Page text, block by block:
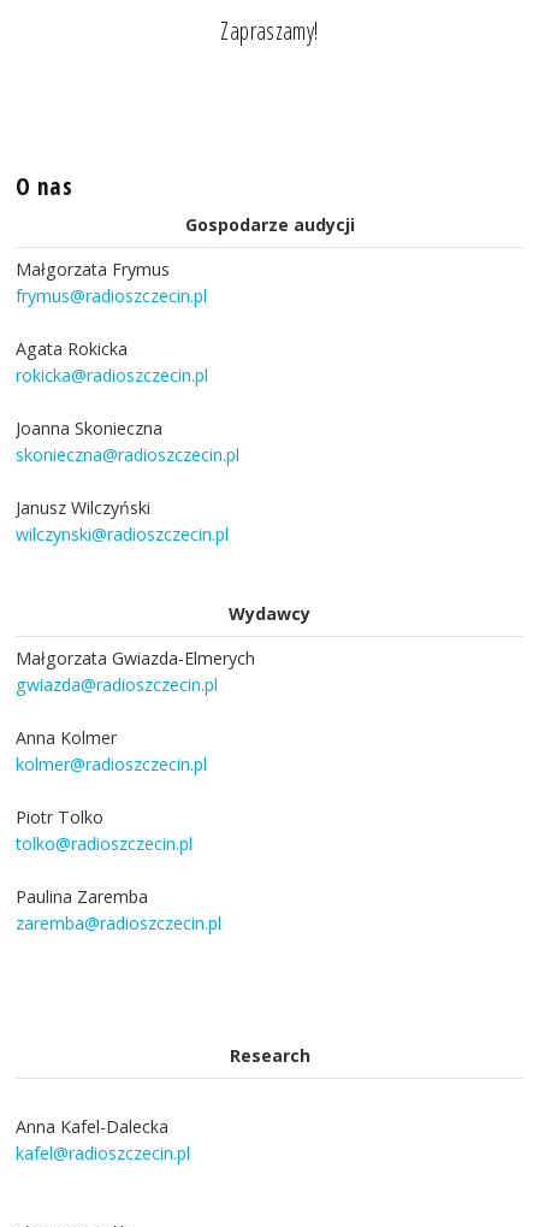
Zapraszamy!
O nas
Gospodarze audycji
Małgorzata Frymus
frymus@radioszczecin.pl
Agata Rokicka
rokicka@radioszczecin.pl
Joanna Skonieczna
skonieczna@radioszczecin.pl
Janusz Wilczyński
wilczynski@radioszczecin.pl
Wydawcy
Małgorzata Gwiazda-Elmerych
gwiazda@radioszczecin.pl
Anna Kolmer
kolmer@radioszczecin.pl
Piotr Tolko
tolko@radioszczecin.pl
Paulina Zaremba
zaremba@radioszczecin.pl
Research
Anna Kafel-Dalecka
kafel@radioszczecin.pl